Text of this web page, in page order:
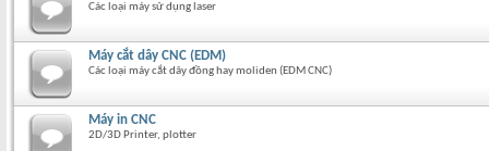
Các loại máy sử dụng laser
Máy cắt dây CNC (EDM)
Các loại máy cắt dây đồng hay moliden (EDM CNC)
Máy in CNC
2D/3D Printer, plotter